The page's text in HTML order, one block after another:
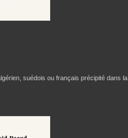
suédois ou français précipité dans la